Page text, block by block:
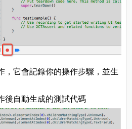
，它會記錄你的操作步驟，並生
後自動生成的測試代碼